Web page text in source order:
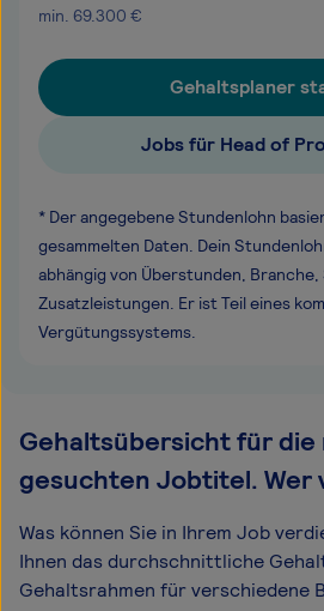
min. 69.300 €
Gehaltsplaner
Jobs für Head of
* Der angegebene Stundenlohn
gesammelten Daten. Dein
abhängig von Überstunden,
Zusatzleistungen. Er ist Teil eines
Vergütungssystems.
Gehaltsübersicht für die
gesuchten Jobtitel. Wer
Was können Sie in Ihrem Job
Ihnen das durchschnittliche
Gehaltsrahmen für verschiedene